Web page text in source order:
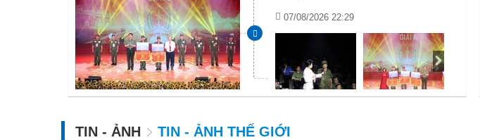
07/08/2026 22:29
TIN - ẢNH TIN - ẢNH THẾ GIỚI